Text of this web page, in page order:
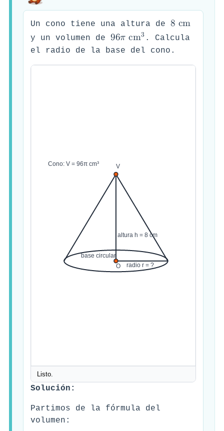
Un cono tiene una altura de 8 cm
y un volumen de 96𝜋 cm3 . Calcula
el radio de la base del cono.
Solución:
Partimos de la fórmula del
volumen: